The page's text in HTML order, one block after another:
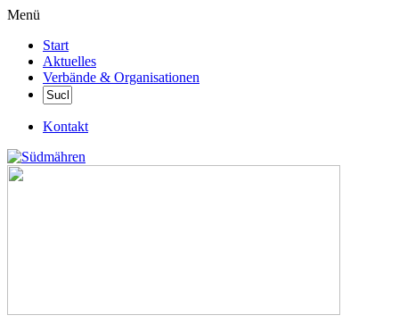
Menü
Start
Aktuelles
Verbände & Organisationen
Kontakt